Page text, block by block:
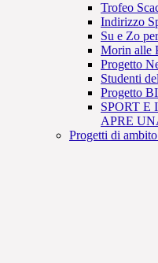
Trofeo
Indirizzo
Su e Zo
Morin alle
Progetto
Studenti
Progetto
SPORT
APRE
Progetti di